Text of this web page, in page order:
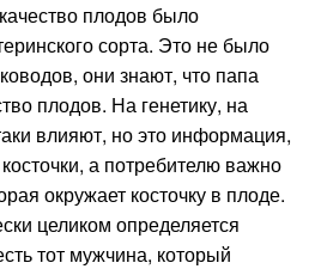
плодов было
сорта. Это не было
они знают, что папа
плодов. На генетику, на
влияют, но это информация,
а потребителю важно
окружает косточку в плоде.
целиком определяется
тот мужчина, который